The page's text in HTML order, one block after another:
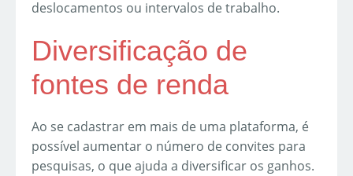
deslocamentos ou intervalos de trabalho.
Diversificação de
fontes de renda
Ao se cadastrar em mais de uma plataforma, é
possível aumentar o número de convites para
pesquisas, o que ajuda a diversificar os ganhos.